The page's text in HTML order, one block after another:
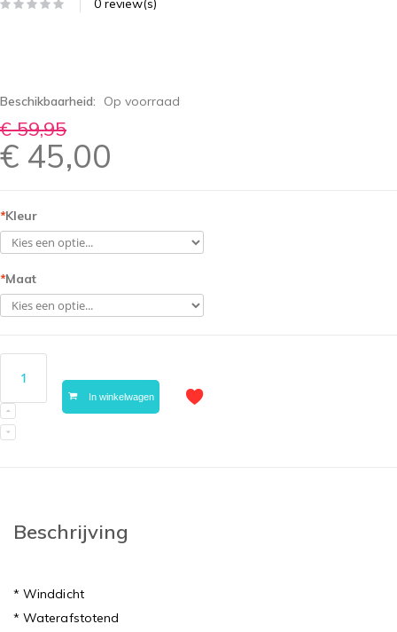
0 review(s)
Beschikbaarheid: Op voorraad
€ 59,95
€ 45,00
*Kleur
*Maat
In winkelwagen
Beschrijving
* Winddicht
* Waterafstotend